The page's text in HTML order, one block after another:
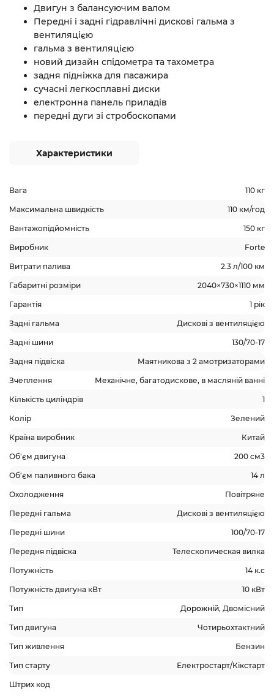
Двигун з балансуючим валом
Передні і задні гідравлічні дискові гальма з
вентиляцією
гальма з вентиляцією
новий дизайн спідометра та тахометра
задня підніжка для пасажира
сучасні легкосплавні диски
електронна панель приладів
передні дуги зі стробоскопами
Характеристики
Вага 110 кг
Максимальна швидкість 110 км/год
Вантажопідйомність 150 кг
Виробник Forte
Витрати палива 2.3 л/100 км
Габаритні розміри 2040×730×1110 мм
Гарантія 1 рік
Задні гальма Дискові з вентиляцією
Задні шини 130/70-17
Задня підвіска Маятникова з 2 амотризаторами
Зчеплення Механічне, багатодискове, в масляній ванні
Кількість циліндрів 1
Колір Зелений
Країна виробник Китай
Об'єм двигуна 200 см3
Об'єм паливного бака 14 л
Охолодження Повітряне
Передні гальма Дискові з вентиляцією
Передні шини 100/70-17
Передня підвіска Телескопическая вилка
Потужність 14 к.с
Потужність двигуна кВт 10 кВт
Тип Дорожній, Двомісний
Тип двигуна Чотирьохтактний
Тип живлення Бензин
Тип старту Електростарт/Кікстарт
Штрих код